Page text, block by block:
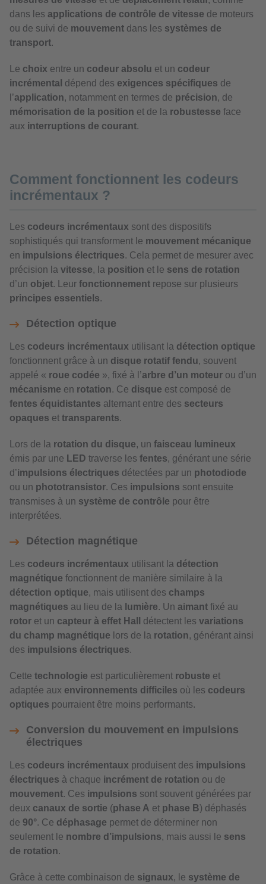
dans les applications de contrôle de vitesse de moteurs
ou de suivi de mouvement dans les systèmes de
transport.
Le choix entre un codeur absolu et un codeur
incrémental dépend des exigences spécifiques de
l’application, notamment en termes de précision, de
mémorisation de la position et de la robustesse face
aux interruptions de courant.
Comment fonctionnent les codeurs
incrémentaux ?
Les codeurs incrémentaux sont des dispositifs
sophistiqués qui transforment le mouvement mécanique
en impulsions électriques. Cela permet de mesurer avec
précision la vitesse, la position et le sens de rotation
d’un objet. Leur fonctionnement repose sur plusieurs
principes essentiels.
Détection optique
Les codeurs incrémentaux utilisant la détection optique
fonctionnent grâce à un disque rotatif fendu, souvent
appelé « roue codée », fixé à l’arbre d’un moteur ou d’un
mécanisme en rotation. Ce disque est composé de
fentes équidistantes alternant entre des secteurs
opaques et transparents.
Lors de la rotation du disque, un faisceau lumineux
émis par une LED traverse les fentes, générant une série
d’impulsions électriques détectées par un photodiode
ou un phototransistor. Ces impulsions sont ensuite
transmises à un système de contrôle pour être
interprétées.
Détection magnétique
Les codeurs incrémentaux utilisant la détection
magnétique fonctionnent de manière similaire à la
détection optique, mais utilisent des champs
magnétiques au lieu de la lumière. Un aimant fixé au
rotor et un capteur à effet Hall détectent les variations
du champ magnétique lors de la rotation, générant ainsi
des impulsions électriques.
Cette technologie est particulièrement robuste et
adaptée aux environnements difficiles où les codeurs
optiques pourraient être moins performants.
Conversion du mouvement en impulsions
électriques
Les codeurs incrémentaux produisent des impulsions
électriques à chaque incrément de rotation ou de
mouvement. Ces impulsions sont souvent générées par
deux canaux de sortie (phase A et phase B) déphasés
de 90°. Ce déphasage permet de déterminer non
seulement le nombre d’impulsions, mais aussi le sens
de rotation.
Grâce à cette combinaison de signaux, le système de